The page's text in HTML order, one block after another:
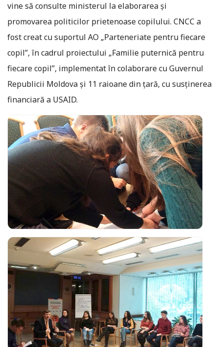
vine să consulte ministerul la elaborarea şi
promovarea politicilor prietenoase copilului. CNCC a
fost creat cu suportul AO „Parteneriate pentru fiecare
copil”, în cadrul proiectului „Familie puternică pentru
fiecare copil”, implementat în colaborare cu Guvernul
Republicii Moldova şi 11 raioane din ţară, cu susţinerea
financiară a USAID.